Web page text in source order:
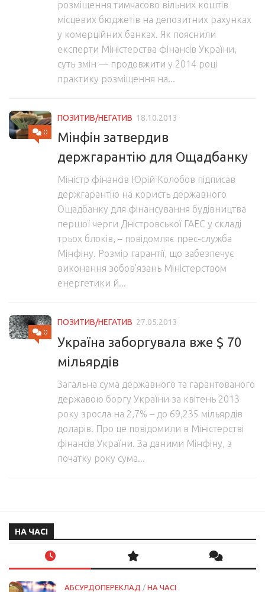
розміщення тимчасово вільних коштів
місцевих бюджетів на депозитних рахунках
у комерційних банках. Як пояснили
експерти Міністерства фінансів України,
суть змін — продовжити у 2014 році
практику розміщення на...
0
ПОЗИТИВ/НЕГАТИВ 18.10.2013
Мінфін затвердив
держгарантію для Ощадбанку
Міністр фінансів Юрій Колобов підписав
держгарантію на користь державного
Ощадбанку для фінансування будівництва
першої черги Дністровської ГАЕС у складі
трьох блоків, – повідомляє прес-служба
Мінфіну. Розмір гарантії, що забезпечує
виконання зобов’язань Міністерством
енергетики й...
0
ПОЗИТИВ/НЕГАТИВ 27.05.2013
Україна заборгувала вже $ 70
мільярдів
Загальна сума державного та гарантованого
державою боргу України за квітень 2013
року зросла на 2,7% – до 69,235 мільярдів
доларів. Про це повідомили в Міністерстві
фінансів України. За даними Мінфіну, з
початку року сума...
НА ЧАСІ
АБСУРДОПЕРЕКЛАД / НА ЧАСІ